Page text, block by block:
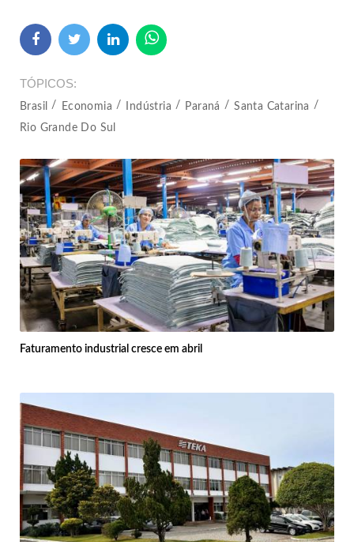
TÓPICOS
Brasil Economia Indústria Paraná
Santa Catarina
Rio Grande Do Sul
Faturamento industrial cresce em abril